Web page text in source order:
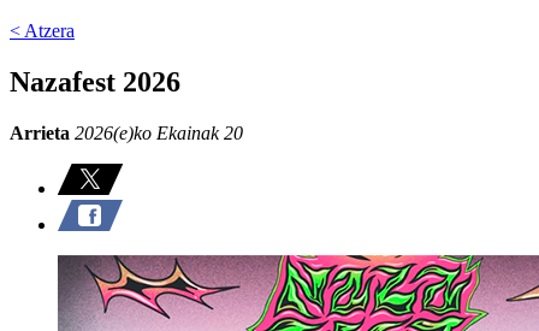
< Atzera
Nazafest 2026
Arrieta 2026(e)ko Ekainak 20